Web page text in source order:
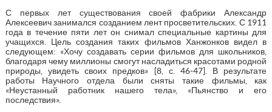
С первых лет существования своей фабрики Александр
Алексеевич занимался созданием лент просветительских. С 1911
года в течение пяти лет он снимал специальные картины для
учащихся. Цель создания таких фильмов Ханжонков видел в
следующем: «Хочу создавать серии фильмов для школьников,
благодаря чему миллионы смогут насладиться красотами родной
природы, увидеть своих предков» [8, с. 46-47]. В результате
работы Научного отдела были сняты такие фильмы, как
«Неустанный работник нашего тела», «Пьянство и его
последствия».